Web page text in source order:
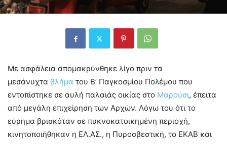
Με ασφάλεια απομακρύνθηκε λίγο πριν τα
μεσάνυχτα βλήμα του Β’ Παγκοσμίου Πολέμου που
εντοπίστηκε σε αυλή παλαιάς οικίας στο Μαρούσι, έπειτα
από μεγάλη επιχείρηση των Αρχών. Λόγω του ότι το
εύρημα βρισκόταν σε πυκνοκατοικημένη περιοχή,
κινητοποιήθηκαν η ΕΛ.ΑΣ., η Πυροσβεστική, το ΕΚΑΒ και